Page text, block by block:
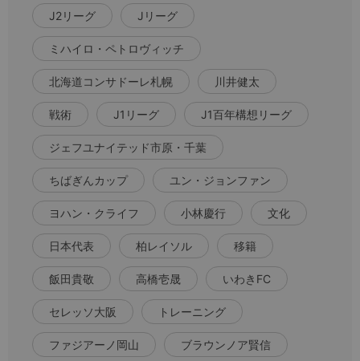
J2リーグ Jリーグ
ミハイロ・ペトロヴィッチ
北海道コンサドーレ札幌 川井健太
戦術 J1リーグ J1百年構想リーグ
ジェフユナイテッド市原・千葉
ちばぎんカップ ユン・ジョンファン
ヨハン・クライフ 小林慶行 文化
日本代表 柏レイソル 移籍
飯田貴敬 高橋壱晟 いわきFC
セレッソ大阪 トレーニング
ファジアーノ岡山 ブラウンノア賢信